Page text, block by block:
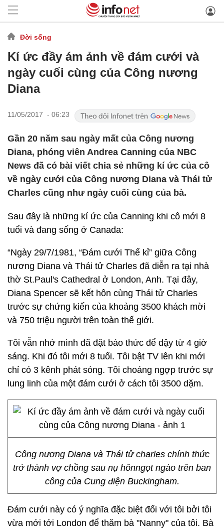
Đời sống
Kí ức đầy ám ảnh về đám cưới và
ngày cuối cùng của Công nương
Diana
11/05/2017 - 06:23
Gần 20 năm sau ngày mất của Công nương
Diana, phóng viên Andrea Canning của NBC
News đã có bài viết chia sẻ những kí ức của cô
về ngày cưới của Công nương Diana và Thái tử
Charles cũng như ngày cuối cùng của bà.
Sau đây là những kí ức của Canning khi cô mới 8
tuổi và đang sống ở Canada:
“Ngày 29/7/1981, “Đám cưới Thế kỉ” giữa Công
nương Diana và Thái tử Charles đã diễn ra tại nhà
thờ St.Paul's Cathedral ở London, Anh. Tại đây,
Diana Spencer sẽ kết hôn cùng Thái tử Charles
trước sự chứng kiến của khoảng 3500 khách mời
và 750 triệu người trên toàn thế giới.
Tôi vẫn nhớ mình đã đặt báo thức để dậy từ 4 giờ
sáng. Khi đó tôi mới 8 tuổi. Tôi bật TV lên khi mới
chỉ có 3 kênh phát sóng. Tôi choáng ngợp trước sự
lung linh của một đám cưới ở cách tôi 3500 dặm.
Công nương Diana và Thái tử charles chính thức
trở thành vợ chồng sau nụ hônngọt ngào trên ban
công của Cung điện Buckingham.
Đám cưới này có ý nghĩa đặc biệt đối với tôi bởi tôi
vừa mới tới London để thăm bà "Nanny" của tôi. Bà